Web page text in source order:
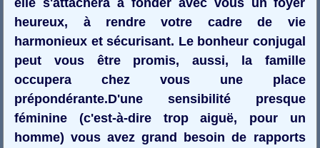
heureux, à rendre votre cadre de vie
harmonieux et sécurisant. Le bonheur conjugal
peut vous être promis, aussi, la famille
occupera chez vous une place
prépondérante.D'une sensibilité presque
féminine (c'est-à-dire trop aiguë, pour un
homme) vous avez grand besoin de rapports